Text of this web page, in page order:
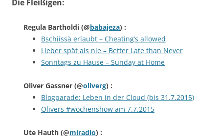
Die Fleißigen:
Regula Bartholdi (@babajeza) :
Bschiissä erlaubt – Cheating’s allowed
Lieber spät als nie – Better Late than Never
Sonntags zu Hause – Sunday at Home
Oliver Gassner (@oliverg) :
Blogparade: Leben in der Cloud (bis 31.7.2015)
Olivers #wochenshow am 7.7.2015
Ute Hauth (@miradlo) :